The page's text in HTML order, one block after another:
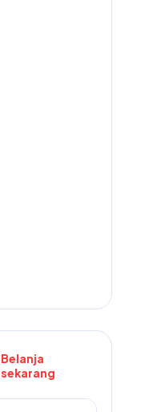
Belanja
sekarang